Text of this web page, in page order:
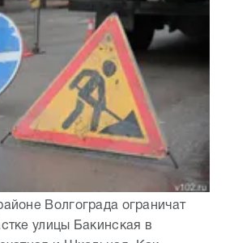
Волгограда ограничат
улицы Бакинская в